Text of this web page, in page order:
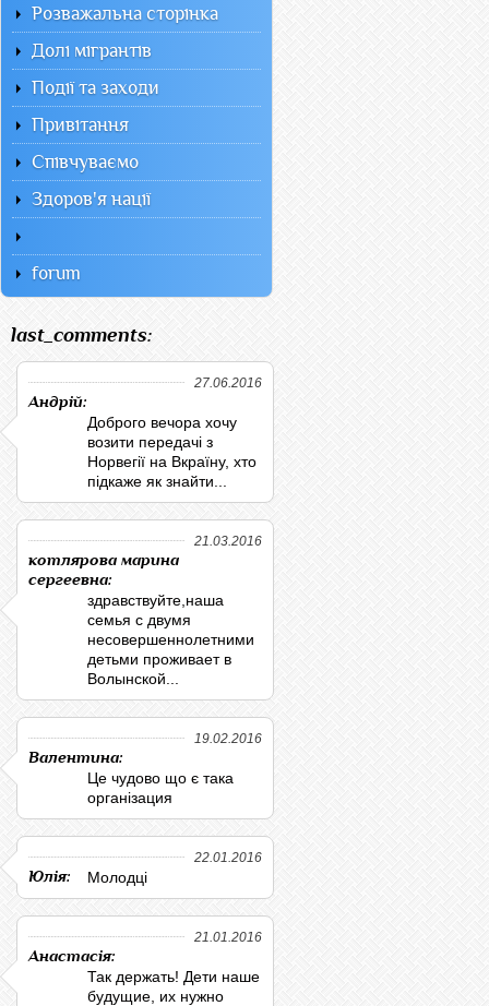
Розважальна сторінка
Долі мігрантів
Події та заходи
Привітання
Співчуваємо
Здоров'я нації
forum
last_comments:
27.06.2016
Андрій:
Доброго вечора хочу
возити передачі з
Норвегії на Вкраїну, хто
підкаже як знайти...
21.03.2016
котлярова марина
сергеевна:
здравствуйте,наша
семья с двумя
несовершеннолетними
детьми проживает в
Волынской...
19.02.2016
Валентина:
Це чудово що є така
організация
22.01.2016
Юлія: Молодці
21.01.2016
Анастасія:
Так держать! Дети наше
будущие, их нужно